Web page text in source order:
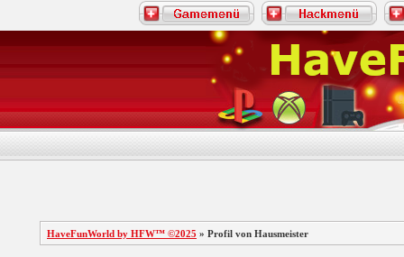
HaveFunWorld by HFW™ ©2025 » Profil von Hausmeister